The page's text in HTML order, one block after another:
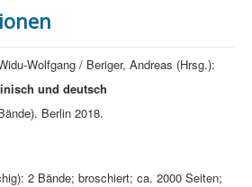
Wolfgang / Beriger, Andreas (Hrsg.):
und deutsch
Berlin 2018.
2 Bände; broschiert; ca. 2000 Seiten;